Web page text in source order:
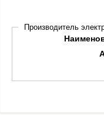
Производитель